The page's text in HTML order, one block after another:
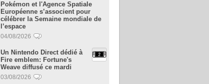
Pokémon et l'Agence Spatiale
Européenne s’associent pour
célébrer la Semaine mondiale de
l’espace
04/08/2026
Un Nintendo Direct dédié à
Fire emblem: Fortune's
Weave diffusé ce mardi
03/08/2026